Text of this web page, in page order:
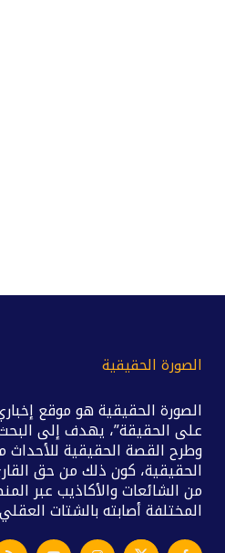
الصورة الحقيقية
الصورة الحقيقية هو موقع
على الحقيقة”، يهدف إلى
وطرح القصة الحقيقية للأحداث
الحقيقية، كون ذلك من حق
من الشائعات والأكاذيب عبر
المختلفة أصابته بالشتات